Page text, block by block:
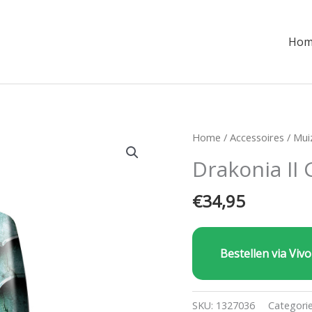
Home /Accessoires /
Drakonia II
€34,95
Bestellen via
SKU: 1327036